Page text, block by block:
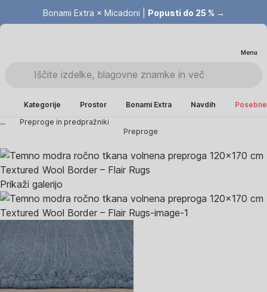
Bonami Extra × Micadoni | Popusti do 25 % →
Menu
Kategorije Prostor Bonami Extra Navdih
...
Preproge in predpražniki
Preproge
Prikaži galerijo